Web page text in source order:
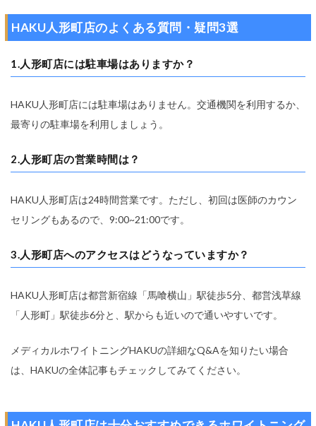
HAKU人形町店のよくある質問・疑問3選
1.人形町店には駐車場はありますか？
HAKU人形町店には駐車場はありません。交通機関を利用するか、
最寄りの駐車場を利用しましょう。
2.人形町店の営業時間は？
HAKU人形町店は24時間営業です。ただし、初回は医師のカウン
セリングもあるので、9:00~21:00です。
3.人形町店へのアクセスはどうなっていますか？
HAKU人形町店は都営新宿線「馬喰横山」駅徒歩5分、都営浅草線
「人形町」駅徒歩6分と、駅からも近いので通いやすいです。
メディカルホワイトニングHAKUの詳細なQ&Aを知りたい場合
は、HAKUの全体記事もチェックしてみてください。